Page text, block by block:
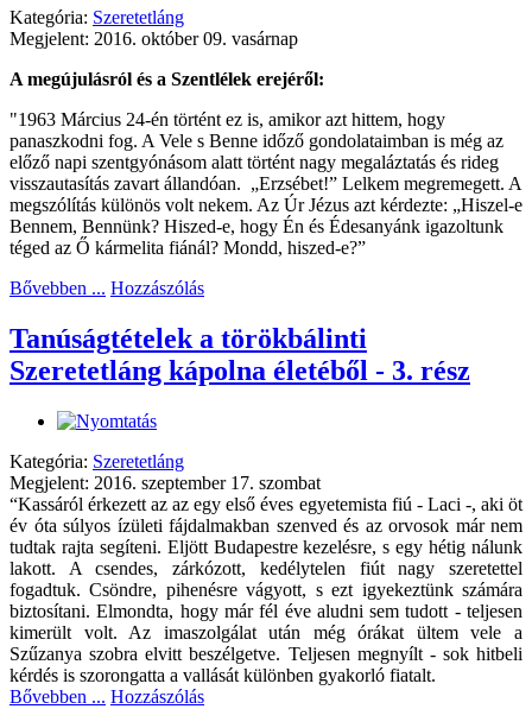
Kategória: Szeretetláng
Megjelent: 2016. október 09. vasárnap
A megújulásról és a Szentlélek erejéről:
"1963 Március 24-én történt ez is, amikor azt hittem, hogy
panaszkodni fog. A Vele s Benne időző gondolataimban is még az
előző napi szentgyónásom alatt történt nagy megaláztatás és rideg
visszautasítás zavart állandóan. „Erzsébet!” Lelkem megremegett. A
megszólítás különös volt nekem. Az Úr Jézus azt kérdezte: „Hiszel-e
Bennem, Bennünk? Hiszed-e, hogy Én és Édesanyánk igazoltunk
téged az Ő kármelita fiánál? Mondd, hiszed-e?”
Bővebben ... Hozzászólás
Tanúságtételek a törökbálinti
Szeretetláng kápolna életéből - 3. rész
Kategória: Szeretetláng
Megjelent: 2016. szeptember 17. szombat
“Kassáról érkezett az az egy első éves egyetemista fiú - Laci -, aki öt
év óta súlyos ízületi fájdalmakban szenved és az orvosok már nem
tudtak rajta segíteni. Eljött Budapestre kezelésre, s egy hétig nálunk
lakott. A csendes, zárkózott, kedélytelen fiút nagy szeretettel
fogadtuk. Csöndre, pihenésre vágyott, s ezt igyekeztünk számára
biztosítani. Elmondta, hogy már fél éve aludni sem tudott - teljesen
kimerült volt. Az imaszolgálat után még órákat ültem vele a
Szűzanya szobra elvitt beszélgetve. Teljesen megnyílt - sok hitbeli
kérdés is szorongatta a vallását különben gyakorló fiatalt.
Bővebben ... Hozzászólás